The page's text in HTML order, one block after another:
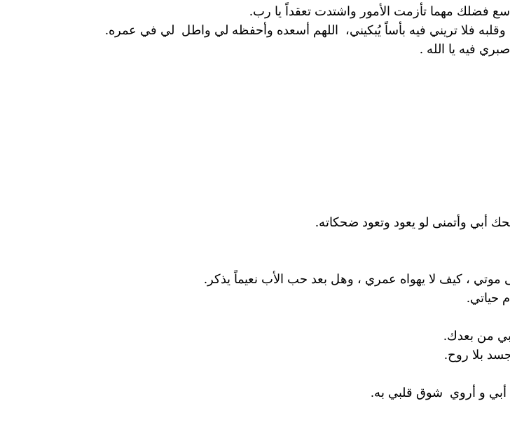
فضلك مهما تأزمت الأمور واشتدت تعقداً يا رب.
فلا تريني فيه بأساً يُبكيني، اللهم أسعده وأحفظه لي واطل لي في عمره.
فيه يا الله .
أبي وأتمنى لو يعود وتعود ضحكاته.
، كيف لا يهواه عمري ، وهل بعد حب الأب نعيماً يذكر.
حياتي.
من بعدك.
بلا روح.
أبي و أروي شوق قلبي به.